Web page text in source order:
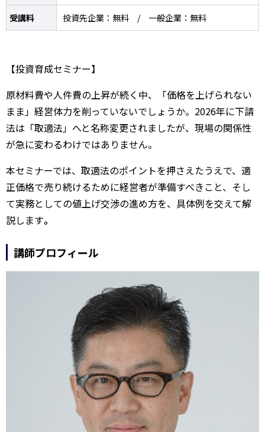
受講料 投資先企業：無料 / 一般企業：無料
【投資育成セミナー】
原材料費や人件費の上昇が続く中、「価格を上げられない
まま」経営体力を削っていないでしょうか。2026年に下請
法は「取適法」へと名称変更されましたが、現場の関係性
が急に変わるわけではありません。
本セミナーでは、取適法のポイントを押さえたうえで、適
正価格で売り続けるために経営者が準備すべきこと、そし
て実務としての値上げ交渉の進め方を、具体例を交えて解
説します。
講師プロフィール